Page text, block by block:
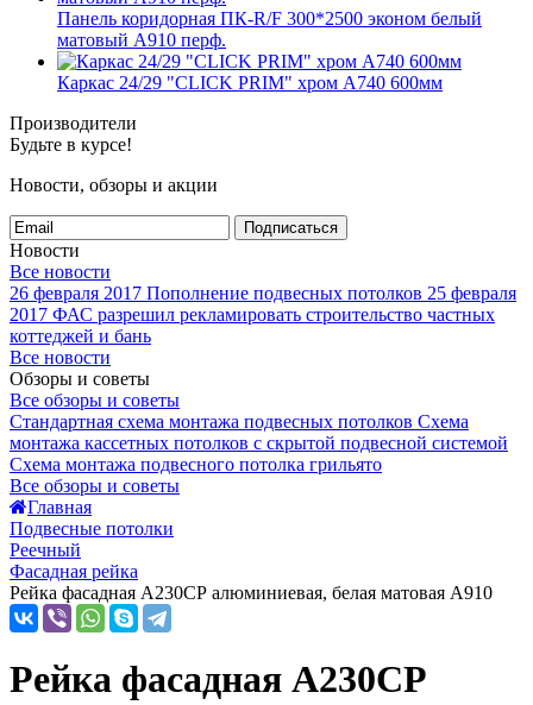
Панель коридорная ПК-R/F 300*2500 эконом белый
матовый А910 перф.
Каркас 24/29 "CLICK PRIM" хром А740 600мм
Производители
Будьте в курсе!
Новости, обзоры и акции
Подписаться
Новости
Все новости
26 февраля 2017 Пополнение подвесных потолков 25 февраля
2017 ФАС разрешил рекламировать строительство частных
коттеджей и бань
Все новости
Обзоры и советы
Все обзоры и советы
Стандартная схема монтажа подвесных потолков Схема
монтажа кассетных потолков с скрытой подвесной системой
Схема монтажа подвесного потолка грильято
Все обзоры и советы
Главная
Подвесные потолки
Реечный
Фасадная рейка
Рейка фасадная A230СР алюминиевая, белая матовая A910
Рейка фасадная A230СР